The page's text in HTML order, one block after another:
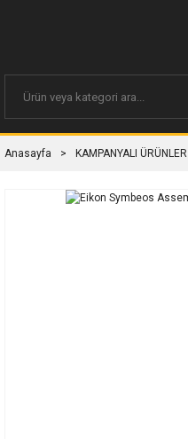
Anasayfa KAMPANYALI ÜRÜNLER